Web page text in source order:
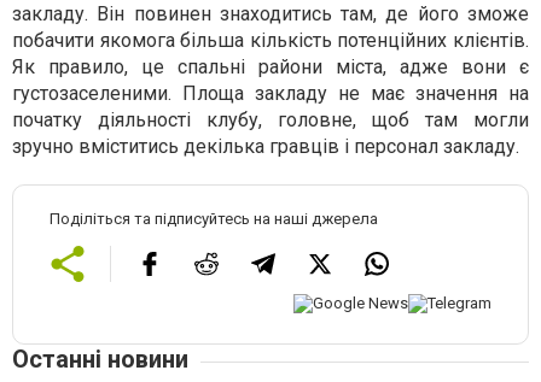
закладу. Він повинен знаходитись там, де його зможе
побачити якомога більша кількість потенційних клієнтів.
Як правило, це спальні райони міста, адже вони є
густозаселеними. Площа закладу не має значення на
початку діяльності клубу, головне, щоб там могли
зручно вміститись декілька гравців і персонал закладу.
Поділіться та підписуйтесь на наші джерела
Останні новини